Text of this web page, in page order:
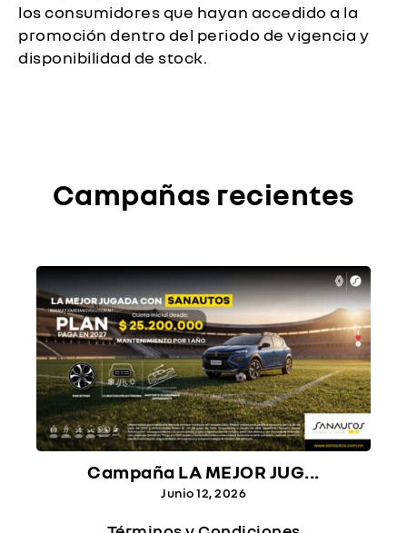
los consumidores que hayan accedido a la
promoción dentro del periodo de vigencia y
disponibilidad de stock.
Campañas recientes
Campaña LA MEJOR JUG...
Junio 12, 2026